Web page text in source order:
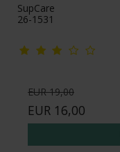
SupCare
26-1531
EUR 19,00
EUR 16,00